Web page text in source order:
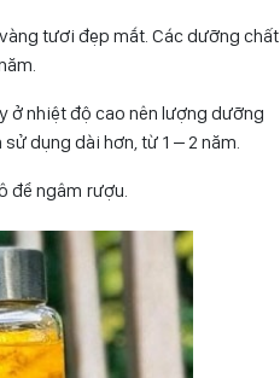
tươi đẹp mắt. Các dưỡng chất
ở nhiệt độ cao nên lượng dưỡng
dụng dài hơn, từ 1 – 2 năm.
để ngâm rượu.